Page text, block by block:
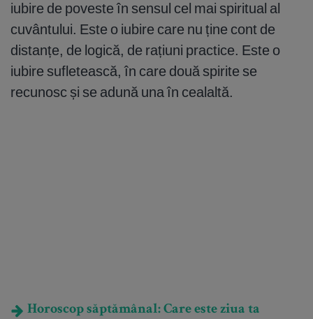
iubire de poveste în sensul cel mai spiritual al
cuvântului. Este o iubire care nu ține cont de
distanțe, de logică, de rațiuni practice. Este o
iubire sufletească, în care două spirite se
recunosc și se adună una în cealaltă.
Horoscop săptămânal: Care este ziua ta